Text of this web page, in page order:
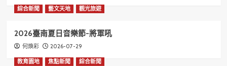
綜合新聞 藝文天地 觀光旅遊
2026臺南夏日音樂節-將軍吼
何煥彩 2026-07-29
教育園地 焦點新聞 綜合新聞